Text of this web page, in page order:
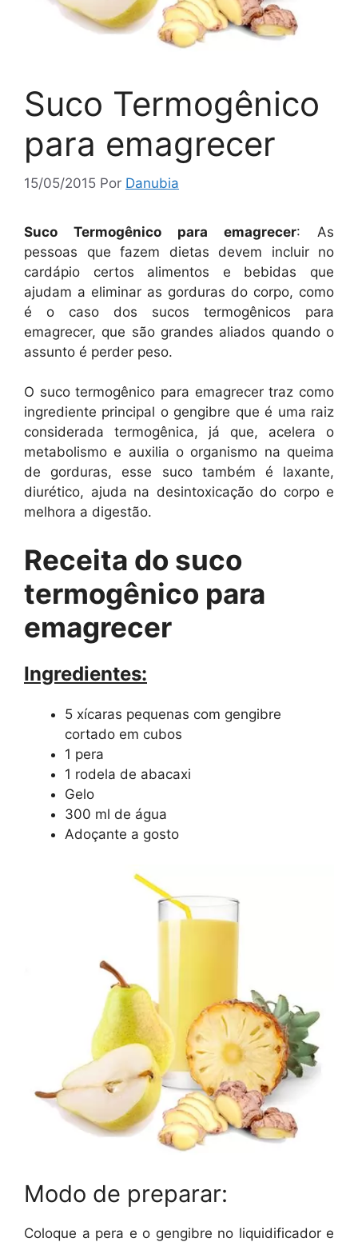
Suco Termogênico
para emagrecer
15/05/2015 Por Danubia
Suco Termogênico para emagrecer: As
pessoas que fazem dietas devem incluir no
cardápio certos alimentos e bebidas que
ajudam a eliminar as gorduras do corpo, como
é o caso dos sucos termogênicos para
emagrecer, que são grandes aliados quando o
assunto é perder peso.
O suco termogênico para emagrecer traz como
ingrediente principal o gengibre que é uma raiz
considerada termogênica, já que, acelera o
metabolismo e auxilia o organismo na queima
de gorduras, esse suco também é laxante,
diurético, ajuda na desintoxicação do corpo e
melhora a digestão.
Receita do suco
termogênico para
emagrecer
Ingredientes:
5 xícaras pequenas com gengibre
cortado em cubos
1 pera
1 rodela de abacaxi
Gelo
300 ml de água
Adoçante a gosto
Modo de preparar:
Coloque a pera e o gengibre no liquidificador e